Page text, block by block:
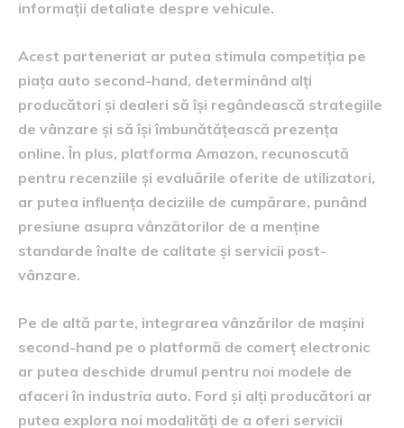
informații detaliate despre vehicule.
Acest parteneriat ar putea stimula competiția pe
piața auto second-hand, determinând alți
producători și dealeri să își regândească strategiile
de vânzare și să își îmbunătățească prezența
online. În plus, platforma Amazon, recunoscută
pentru recenziile și evaluările oferite de utilizatori,
ar putea influența deciziile de cumpărare, punând
presiune asupra vânzătorilor de a menține
standarde înalte de calitate și servicii post-
vânzare.
Pe de altă parte, integrarea vânzărilor de mașini
second-hand pe o platformă de comerț electronic
ar putea deschide drumul pentru noi modele de
afaceri în industria auto. Ford și alți producători ar
putea explora noi modalități de a oferi servicii